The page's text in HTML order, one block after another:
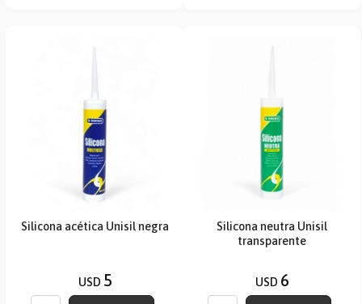
Silicona acética Unisil negra
USD 5
Silicona neutra Unisil
transparente
USD 6